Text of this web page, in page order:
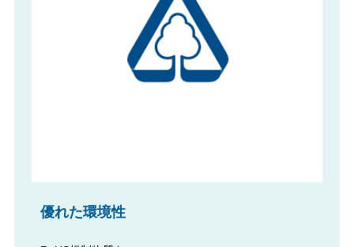
優れた環境性